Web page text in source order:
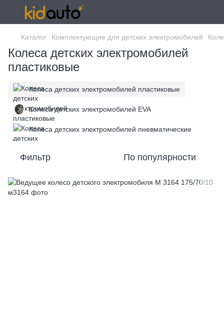
Каталог Комплектующие для детских электромобилей
Колеса детских электромобилей
пластиковые
Колеса детских электромобилей пластиковые
Колеса детских электромобилей EVA
Колеса детских электромобилей пневматические
Фильтр По популярности